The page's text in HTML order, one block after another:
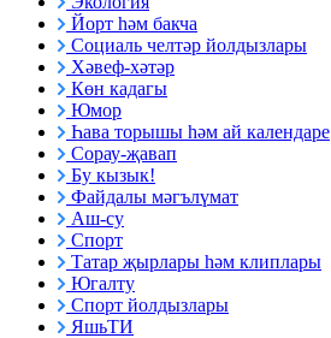
Йорт һәм бакча
Социаль челтәр йолдызлары
Хәвеф-хәтәр
Көн кадагы
Юмор
Һава торышы һәм ай календаре
Сорау-җавап
Бу кызык!
Файдалы мәгълүмат
Аш-су
Спорт
Татар җырлары һәм клиплары
Югалту
Спорт йолдызлары
ЯшьТИ